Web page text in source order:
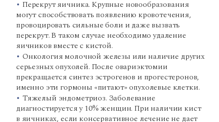
Перекрут яичника. Крупные новообразования
могут способствовать появлению кровотечения,
провоцировать сильные боли и даже вызвать
перекрут. В таком случае необходимо удаление
яичников вместе с кистой.
Онкология молочной железы или наличие других
серьезных опухолей. После овариэктомии
прекращается синтез эстрогенов и прогестеронов,
именно эти гормоны «питают» опухолевые клетки.
Тяжелый эндометриоз. Заболевание
диагностируется у 10% женщин. При наличии кист
в яичниках, если консервативное лечение не дает